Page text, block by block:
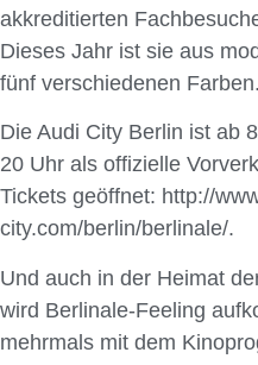
akkreditierten
Dieses Jahr ist sie aus
fünf verschiedenen Farben.
Die Audi City Berlin ist ab
20 Uhr als offizielle
Tickets geöffnet: http://
city.com/berlin/berlinale/.
Und auch in der Heimat
wird Berlinale-Feeling
mehrmals mit dem